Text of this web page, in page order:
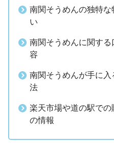
南関そうめんの独特
い
南関そうめんに関す
容
南関そうめんが手に
法
楽天市場や道の駅で
の情報